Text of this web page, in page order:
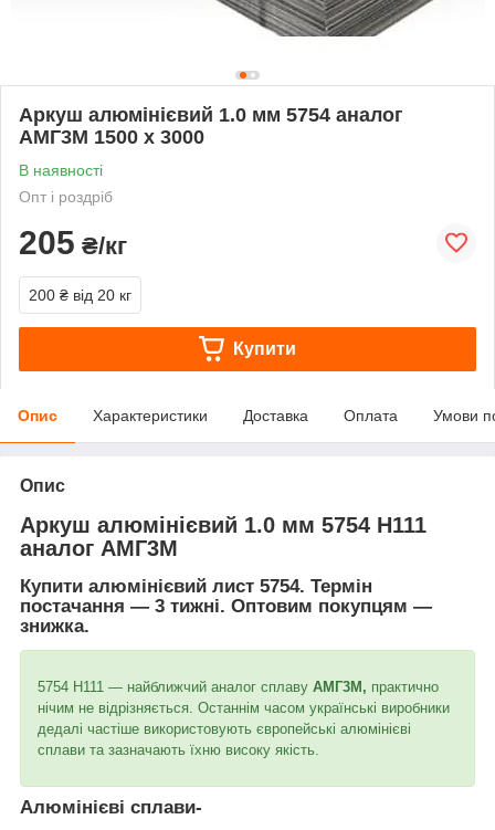
Аркуш алюмінієвий 1.0 мм 5754 аналог
АМГ3М 1500 х 3000
В наявності
Опт і роздріб
205 ₴/кг
200 ₴ від 20 кг
Купити
Опис Характеристики Доставка Оплата Умови
Опис
Аркуш алюмінієвий 1.0 мм 5754 Н111
аналог АМГ3М
Купити алюмінієвий лист 5754. Термін
постачання — 3 тижні. Оптовим покупцям —
знижка.
5754 Н111 — найближчий аналог сплаву АМГ3М, практично
нічим не відрізняється. Останнім часом українські виробники
дедалі частіше використовують європейські алюмінієві
сплави та зазначають їхню високу якість.
Алюмінієві сплави-